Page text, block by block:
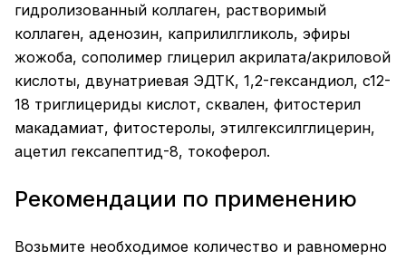
гидролизованный коллаген, растворимый
коллаген, аденозин, каприлилгликоль, эфиры
жожоба, сополимер глицерил акрилата/акриловой
кислоты, двунатриевая ЭДТК, 1,2-гександиол, c12-
18 триглицериды кислот, сквален, фитостерил
макадамиат, фитостеролы, этилгексилглицерин,
ацетил гексапептид-8, токоферол.
Рекомендации по применению
Возьмите необходимое количество и равномерно